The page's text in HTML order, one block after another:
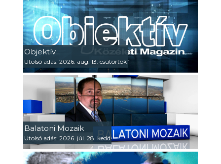
Objektív
Utolsó adás: 2026. aug. 13. csütörtök
Balatoni Mozaik
Utolsó adás: 2026. júl. 28. kedd